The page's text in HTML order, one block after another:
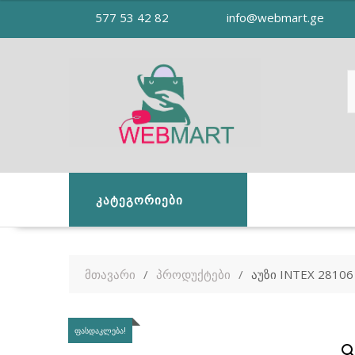
577 53 42 82 info@webmart.ge
ᲙᲐᲢᲔᲒᲝᲠᲘᲔᲑᲘ
მთავარი პროდუქტები აუზი INTEX
ᲤᲐᲡᲓᲐᲙᲚᲔᲑᲐ!